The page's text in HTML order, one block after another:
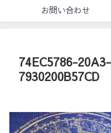
お問い合わせ
74EC5786-
7930200B57CD